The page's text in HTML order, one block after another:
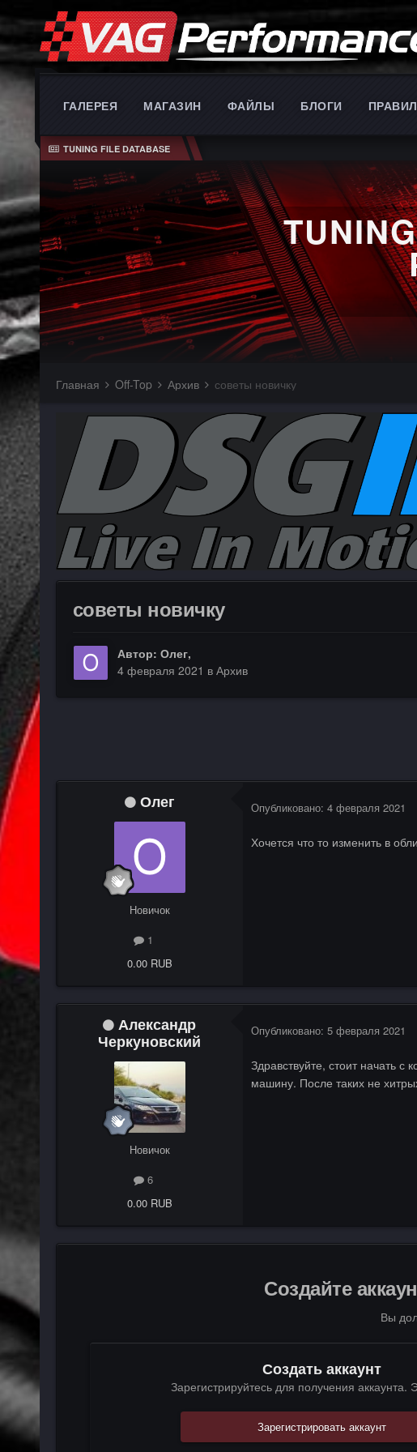
ГАЛЕРЕЯ МАГАЗИН ФАЙЛЫ БЛОГИ
TUNING FILE DATABASE
Главная Off-Top Архив советы новичку
советы новичку
Автор: Олег,
4 февраля 2021 в Архив
Олег
Новичок
1
0.00 RUB
Опубликовано: 4 февраля 2021
Хочется что то изменить в
Александр
Черкуновский
Новичок
6
0.00 RUB
Опубликовано: 5 февраля 2021
Здравствуйте, стоит начать
машину. После таких не
Создайте
Вы
Создать аккаунт
Зарегистрируйтесь для получения аккаунта.
Зарегистрировать аккаунт